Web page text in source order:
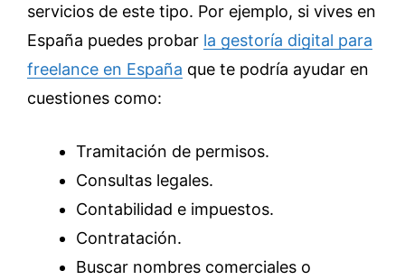
servicios de este tipo. Por ejemplo, si vives en
España puedes probar la gestoría digital para
freelance en España que te podría ayudar en
cuestiones como:
Tramitación de permisos.
Consultas legales.
Contabilidad e impuestos.
Contratación.
Buscar nombres comerciales o